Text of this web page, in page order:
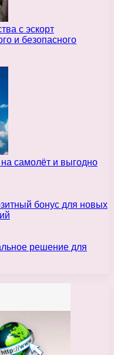
с эскорт
и безопасного
самолёт и выгодно
бонус для новых
решение для